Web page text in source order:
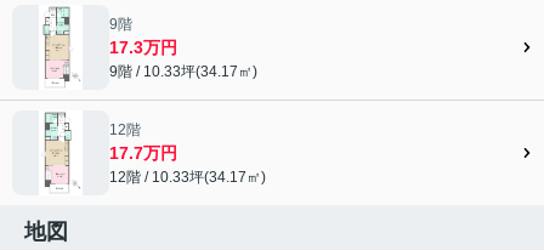
9階
17.3万円
9階 / 10.33坪(34.17㎡)
12階
17.7万円
12階 / 10.33坪(34.17㎡)
地図